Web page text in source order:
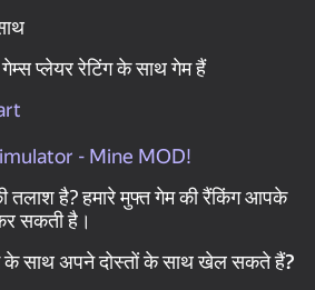
प्लेयर रेटिंग के साथ गेम हैं
- Mine MOD!
तलाश है? हमारे मुफ्त गेम की रैंकिंग आपके
सकती है।
के साथ अपने दोस्तों के साथ खेल सकते हैं?